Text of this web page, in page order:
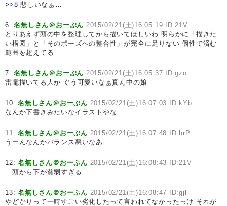
>>8 悲しいなぁ…
6:名無しさん＠おーぷん 2015/02/21(土)16:05:19 ID:21V
とりあえず頭の中を整理してから描いてほしいわ 明らかに「描きた
い構図」と「そのポーズへの整合性」が完全に足りない 個性で済む
範囲を超えてる
7:名無しさん＠おーぷん 2015/02/21(土)16:05:37 ID:gzo
雷電描いてる人か ぐう可愛いなぁ真ん中の娘
10:名無しさん＠おーぷん 2015/02/21(土)16:07:03 ID:kYb
なんか下書きみたいなイラストやな
11:名無しさん＠おーぷん 2015/02/21(土)16:07:48 ID:hrP
うーんなんかバランス悪いなあ
12:名無しさん＠おーぷん 2015/02/21(土)16:08:43 ID:21V
頭から下が貧弱すぎる
13:名無しさん＠おーぷん 2015/02/21(土)16:08:47 ID:gjl
やどかりって一時すごい劣化したって言われてなかったっけ それが